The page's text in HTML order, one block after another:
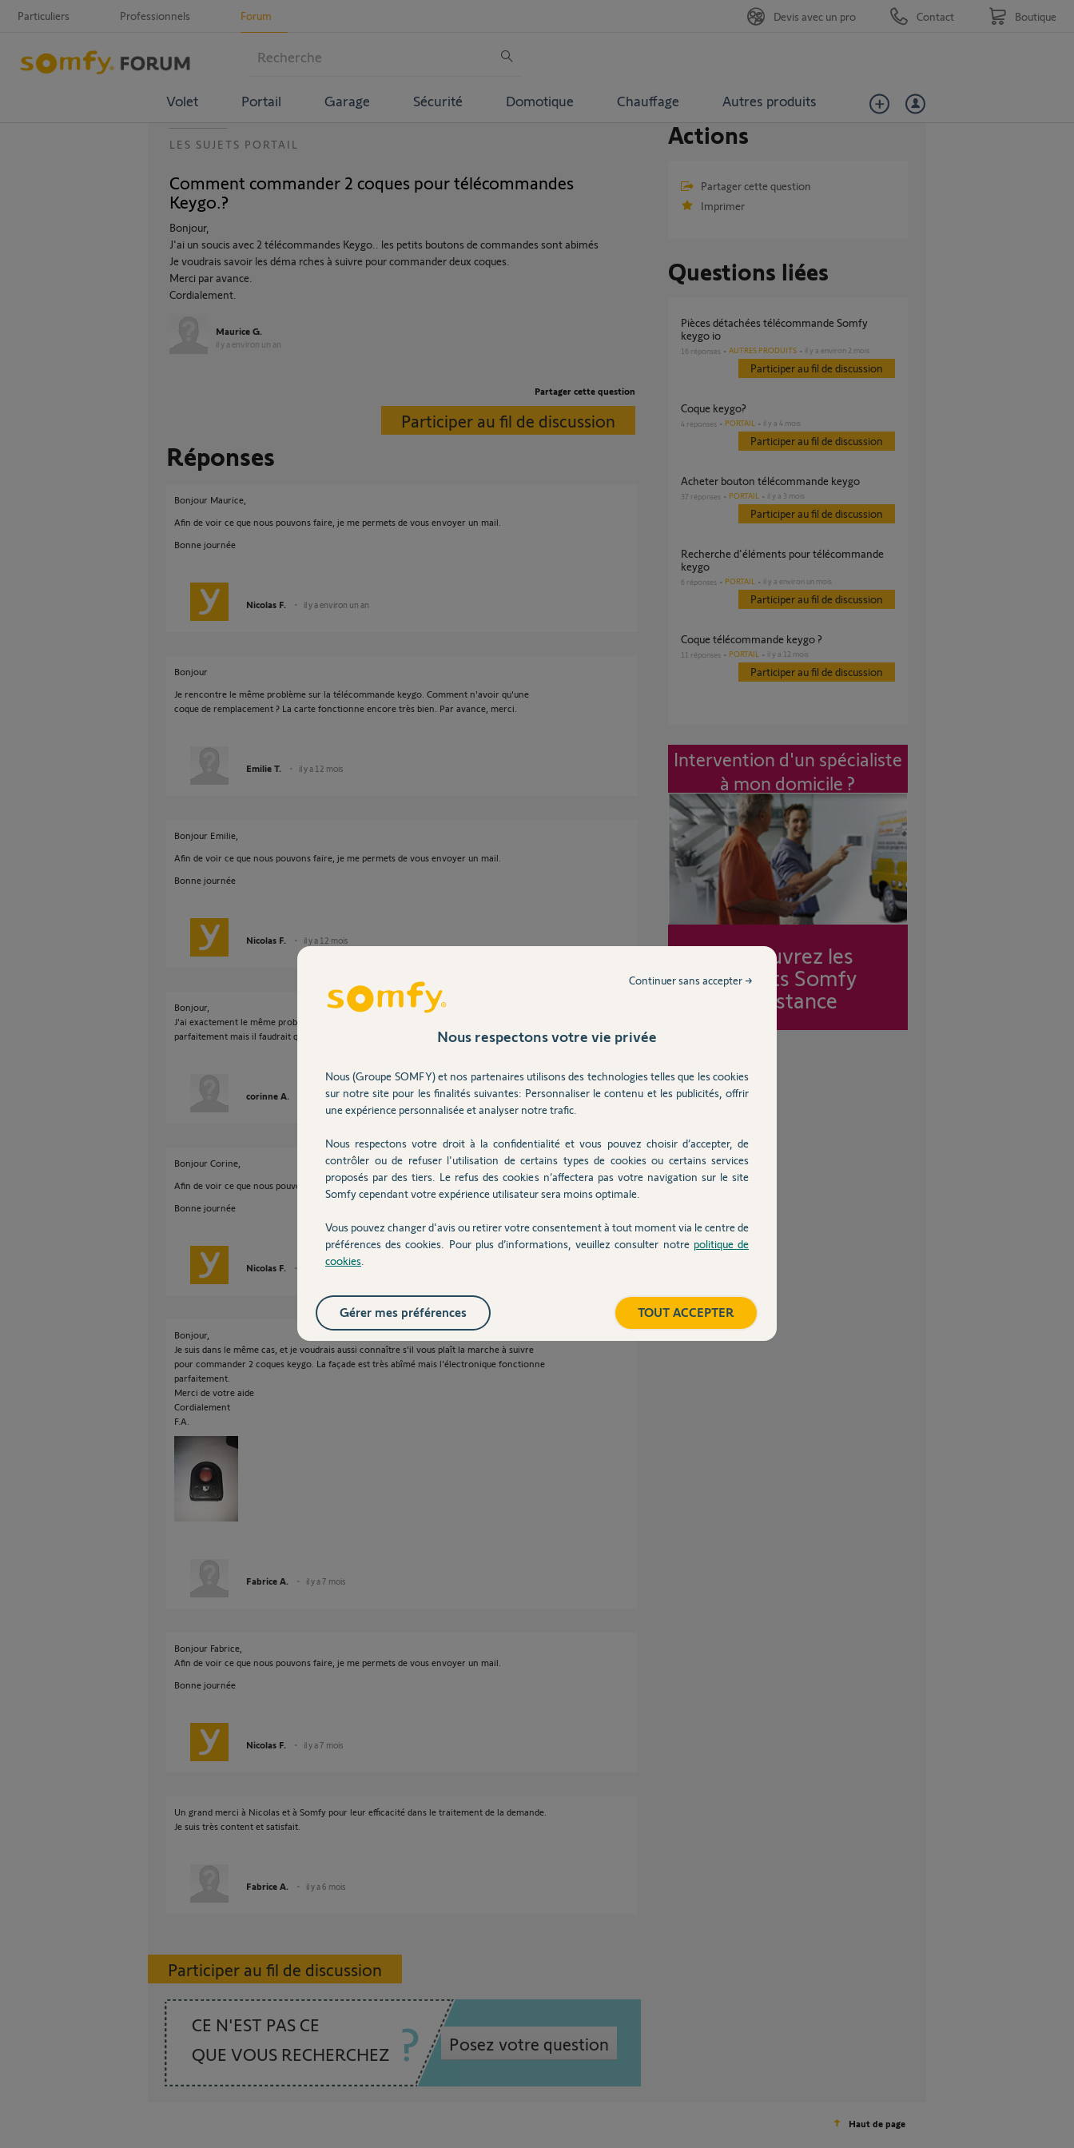
Particuliers Professionnels Forum
Volet Portail Garage Sécurité Domotique Chauffage Autres produits
Devis avec un pro Contact Boutique
LES SUJETS PORTAIL
Comment commander 2 coques pour télécommandes
Keygo.?
Bonjour,
J'ai un soucis avec 2 télécommandes Keygo.. les petits boutons de commandes sont abimés
Je voudrais savoir les déma rches à suivre pour commander deux coques.
Merci par avance.
Cordialement.
Maurice G.
il y a environ un an
Partager cette question
Participer au fil de discussion
Réponses
Bonjour Maurice,
Afin de voir ce que nous pouvons faire, je me permets de vous envoyer un mail.
Bonne journée
Nicolas F. il y a environ un an
Bonjour
Je rencontre le même problème sur la télécommande keygo. Comment n'avoir qu'une
coque de remplacement ? La carte fonctionne encore très bien. Par avance, merci.
Emilie T. il y a 12 mois
Bonjour Emilie,
Afin de voir ce que nous pouvons faire, je me permets de vous envoyer un mail.
Bonne journée
Nicolas F. il y a 12 mois
Bonjour,
J'ai exactement le même problème avec 3 télécommandes ... elles fonctionnent
parfaitement mais il faudrait que je change les"coques". Comment m'en procurer? Merci
corinne A. il y a 11 mois
Bonjour Corine,
Afin de voir ce que nous pouvons faire, je me permets de vous envoyer un mail.
Bonne journée
Nicolas F. il y a 11 mois
Bonjour,
Je suis dans le même cas, et je voudrais aussi connaître s'il vous plaît la marche à suivre
pour commander 2 coques keygo. La façade est très abîmé mais l'électronique fonctionne
parfaitement.
Merci de votre aide
Cordialement
F.A.
Fabrice A. il y a 7 mois
Bonjour Fabrice,
Afin de voir ce que nous pouvons faire, je me permets de vous envoyer un mail.
Bonne journée
Nicolas F. il y a 7 mois
Un grand merci à Nicolas et à Somfy pour leur efficacité dans le traitement de la demande.
Je suis très content et satisfait.
Fabrice A. il y a 6 mois
Participer au fil de discussion
CE N'EST PAS CE
QUE VOUS RECHERCHEZ
Posez votre question
Actions
Partager cette question
Imprimer
Questions liées
Pièces détachées télécommande Somfy
keygo io
16 réponses AUTRES PRODUITS il y a environ 2 mois
Participer au fil de discussion
Coque keygo?
4 réponses PORTAIL il y a 4 mois
Participer au fil de discussion
Acheter bouton télécommande keygo
37 réponses PORTAIL il y a 3 mois
Participer au fil de discussion
Recherche d'éléments pour télécommande
keygo
6 réponses PORTAIL il y a environ un mois
Participer au fil de discussion
Coque télécommande keygo ?
11 réponses PORTAIL il y a 12 mois
Participer au fil de discussion
Intervention d'un spécialiste
à mon domicile ?
Découvrez les
forfaits Somfy
Assistance
Haut de page
Nous respectons votre vie privée
Nous (Groupe SOMFY) et nos partenaires utilisons des technologies telles que les cookies
sur notre site pour les finalités suivantes: Personnaliser le contenu et les publicités, offrir
une expérience personnalisée et analyser notre trafic.
Nous respectons votre droit à la confidentialité et vous pouvez choisir d’accepter, de
contrôler ou de refuser l'utilisation de certains types de cookies ou certains services
proposés par des tiers. Le refus des cookies n’affectera pas votre navigation sur le site
Somfy cependant votre expérience utilisateur sera moins optimale.
Vous pouvez changer d'avis ou retirer votre consentement à tout moment via le centre de
préférences des cookies. Pour plus d’informations, veuillez consulter notre politique de
cookies
Continuer sans accepter →
TOUT ACCEPTER
Gérer mes préférences